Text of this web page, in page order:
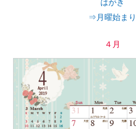
はがき
⇒月曜始まり
４月